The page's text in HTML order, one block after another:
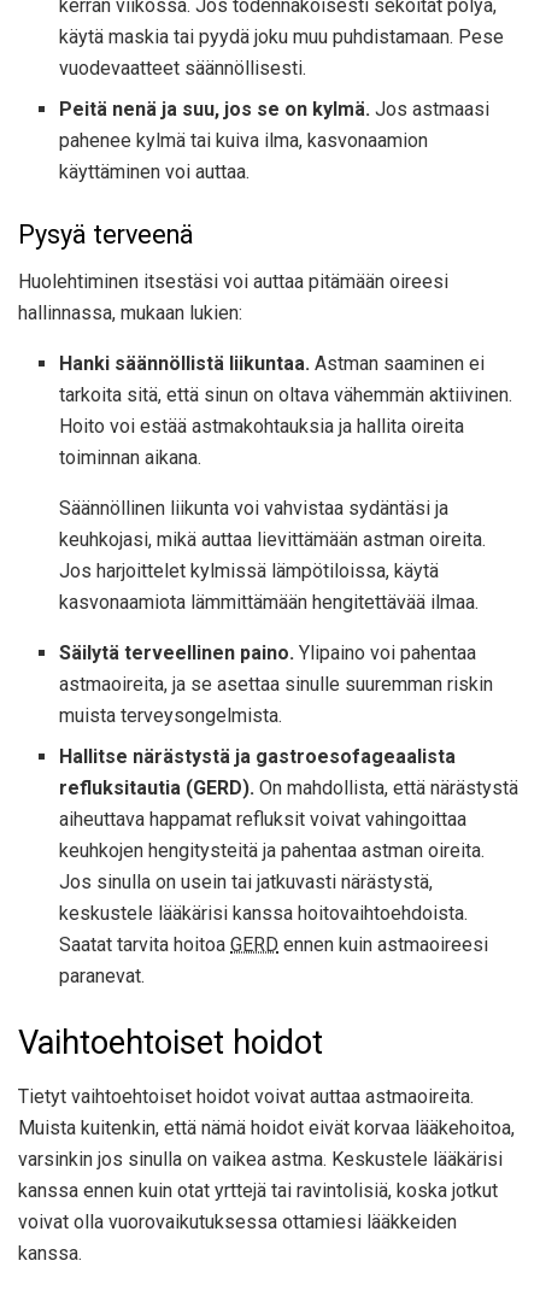
kerran viikossa. Jos todennäköisesti sekoitat pölyä,
käytä maskia tai pyydä joku muu puhdistamaan. Pese
vuodevaatteet säännöllisesti.
Peitä nenä ja suu, jos se on kylmä. Jos astmaasi
pahenee kylmä tai kuiva ilma, kasvonaamion
käyttäminen voi auttaa.
Pysyä terveenä
Huolehtiminen itsestäsi voi auttaa pitämään oireesi
hallinnassa, mukaan lukien:
Hanki säännöllistä liikuntaa. Astman saaminen ei
tarkoita sitä, että sinun on oltava vähemmän aktiivinen.
Hoito voi estää astmakohtauksia ja hallita oireita
toiminnan aikana.
Säännöllinen liikunta voi vahvistaa sydäntäsi ja
keuhkojasi, mikä auttaa lievittämään astman oireita.
Jos harjoittelet kylmissä lämpötiloissa, käytä
kasvonaamiota lämmittämään hengitettävää ilmaa.
Säilytä terveellinen paino. Ylipaino voi pahentaa
astmaoireita, ja se asettaa sinulle suuremman riskin
muista terveysongelmista.
Hallitse närästystä ja gastroesofageaalista
refluksitautia (GERD). On mahdollista, että närästystä
aiheuttava happamat refluksit voivat vahingoittaa
keuhkojen hengitysteitä ja pahentaa astman oireita.
Jos sinulla on usein tai jatkuvasti närästystä,
keskustele lääkärisi kanssa hoitovaihtoehdoista.
Saatat tarvita hoitoaGERD ennen kuin astmaoireesi
paranevat.
Vaihtoehtoiset hoidot
Tietyt vaihtoehtoiset hoidot voivat auttaa astmaoireita.
Muista kuitenkin, että nämä hoidot eivät korvaa lääkehoitoa,
varsinkin jos sinulla on vaikea astma. Keskustele lääkärisi
kanssa ennen kuin otat yrttejä tai ravintolisiä, koska jotkut
voivat olla vuorovaikutuksessa ottamiesi lääkkeiden
kanssa.